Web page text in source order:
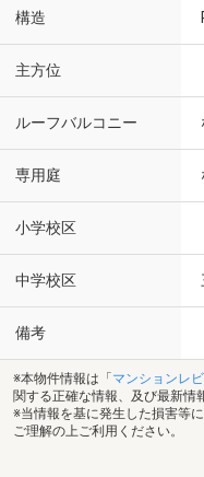
構造
主方位
ルーフバルコニー
専用庭
小学校区
中学校区
備考
※本物件情報は「 マンションレ
関する正確な情報、及び最新情
※当情報を基に発生した損害等
ご理解の上ご利用ください。